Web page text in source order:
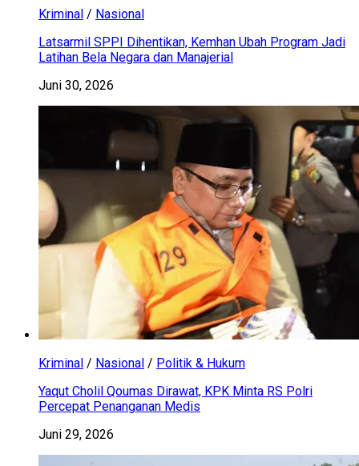
Kriminal / Nasional
Latsarmil SPPI Dihentikan, Kemhan Ubah Program Jadi
Latihan Bela Negara dan Manajerial
Juni 30, 2026
Kriminal / Nasional / Politik & Hukum
Yaqut Cholil Qoumas Dirawat, KPK Minta RS Polri
Percepat Penanganan Medis
Juni 29, 2026